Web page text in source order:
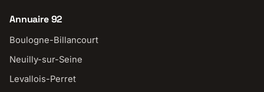
Annuaire 92
Boulogne-Billancourt
Neuilly-sur-Seine
Levallois-Perret